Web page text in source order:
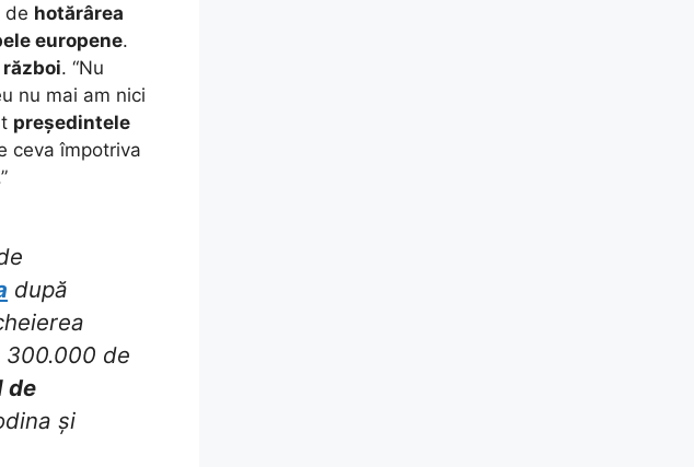
de hotărârea
europene.
. “Nu
nu mai am nici
președintele
ceva împotriva
după
de
de
și